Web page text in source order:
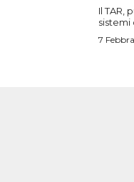
Il TAR,
sistemi
7